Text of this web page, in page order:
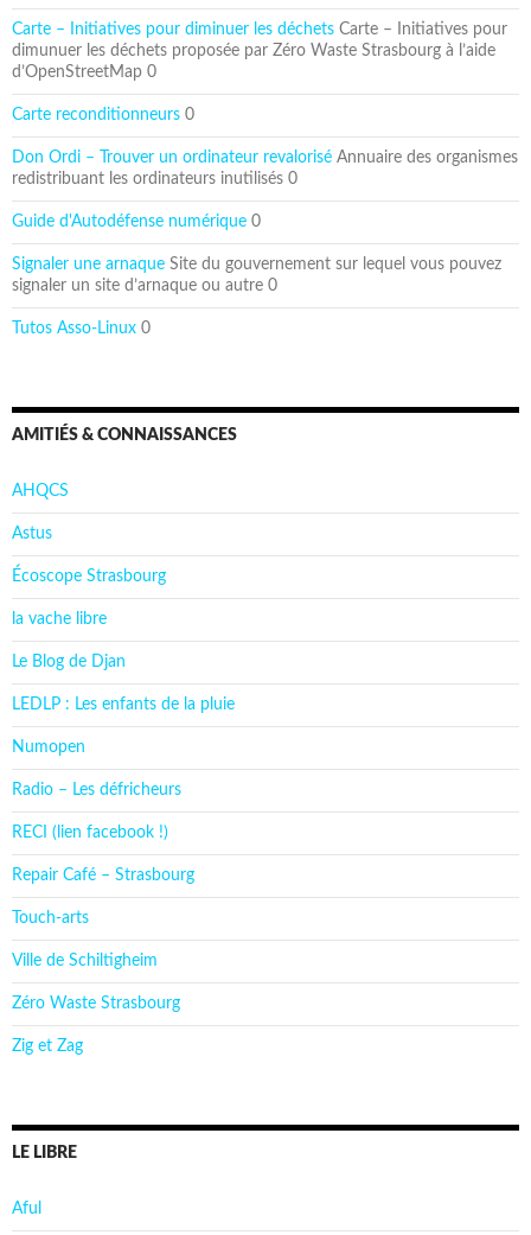
Carte – Initiatives pour diminuer les déchets Carte – Initiatives pour
dimunuer les déchets proposée par Zéro Waste Strasbourg à l’aide
d’OpenStreetMap 0
Carte reconditionneurs 0
Don Ordi – Trouver un ordinateur revalorisé Annuaire des organismes
redistribuant les ordinateurs inutilisés 0
Guide d'Autodéfense numérique 0
Signaler une arnaque Site du gouvernement sur lequel vous pouvez
signaler un site d’arnaque ou autre 0
Tutos Asso-Linux 0
AMITIÉS & CONNAISSANCES
AHQCS
Astus
Écoscope Strasbourg
la vache libre
Le Blog de Djan
LEDLP : Les enfants de la pluie
Numopen
Radio – Les défricheurs
RECI (lien facebook !)
Repair Café – Strasbourg
Touch-arts
Ville de Schiltigheim
Zéro Waste Strasbourg
Zig et Zag
LE LIBRE
Aful